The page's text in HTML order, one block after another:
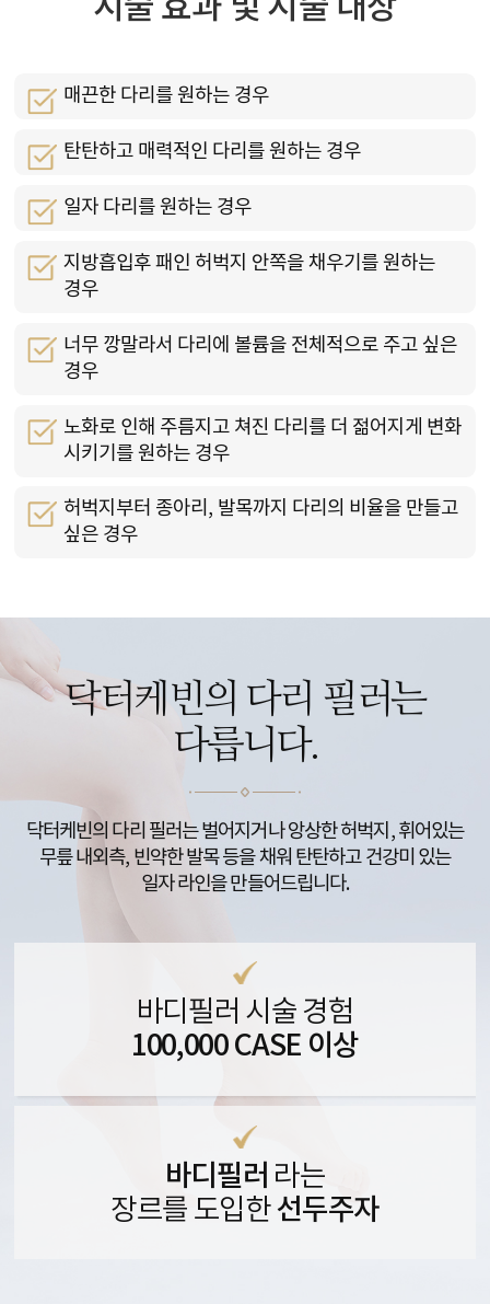
시술 효과 및 시술 대상
매끈한 다리를 원하는 경우
탄탄하고 매력적인 다리를 원하는 경우
일자 다리를 원하는 경우
지방흡입후 패인 허벅지 안쪽을 채우기를 원하는
경우
너무 깡말라서 다리에 볼륨을 전체적으로 주고 싶은
경우
노화로 인해 주름지고 쳐진 다리를 더 젊어지게 변화
시키기를 원하는 경우
허벅지부터 종아리, 발목까지 다리의 비율을 만들고
싶은 경우
닥터케빈의 다리 필러는
다릅니다.
닥터케빈의 다리 필러는 벌어지거나 앙상한 허벅지, 휘어있는
무릎 내외측, 빈약한 발목 등을 채워 탄탄하고 건강미 있는
일자 라인을 만들어드립니다.
바디필러 시술 경험
100,000 CASE 이상
바디필러 라는
장르를 도입한선두주자